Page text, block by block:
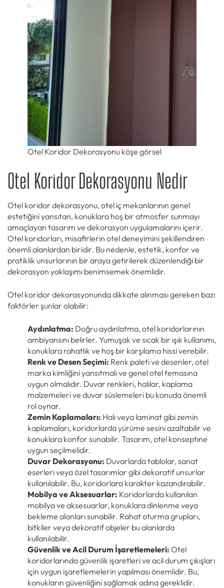
Otel Koridor Dekorasyonu köşe görsel
Otel Koridor Dekorasyonu Nedir
Otel koridor dekorasyonu, otel iç mekanlarının genel
estetiğini yansıtan, konuklara hoş bir atmosfer sunmayı
amaçlayan tasarım ve dekorasyon uygulamalarını içerir.
Otel koridorları, misafirlerin otel deneyimini şekillendiren
önemli alanlardan biridir. Bu nedenle, estetik, konfor ve
pratiklik unsurlarının bir araya getirilerek düzenlendiği bir
dekorasyon yaklaşımı benimsemek önemlidir.
Otel koridor dekorasyonunda dikkate alınması gereken bazı
faktörler şunlar olabilir:
Aydınlatma: Doğru aydınlatma, otel koridorlarının
ambiyansını belirler. Yumuşak ve sıcak bir ışık kullanımı,
konuklara rahatlık ve hoş bir karşılama hissi verebilir.
Renk ve Desen Seçimi: Renk paleti ve desenler, otel
marka kimliğini yansıtmalı ve genel otel temasına
uygun olmalıdır. Duvar renkleri, halılar, kaplama
malzemeleri ve duvar süslemeleri bu konuda önemli
rol oynar.
Zemin Kaplamaları: Halı veya laminat gibi zemin
kaplamaları, koridorlarda yürüme sesini azaltabilir ve
konuklara konfor sunabilir. Tasarım, otel konseptine
uygun seçilmelidir.
Duvar Dekorasyonu: Duvarlarda tablolar, sanat
eserleri veya özel tasarımlar gibi dekoratif unsurlar
kullanılabilir. Bu, koridorlara karakter kazandırabilir.
Mobilya ve Aksesuarlar: Koridorlarda kullanılan
mobilya ve aksesuarlar, konuklara dinlenme veya
bekleme alanları sunabilir. Rahat oturma grupları,
bitkiler veya dekoratif objeler bu alanlarda
kullanılabilir.
Güvenlik ve Acil Durum İşaretlemeleri: Otel
koridorlarında güvenlik işaretleri ve acil durum çıkışları
için uygun işaretlemelerin yapılması önemlidir. Bu,
konukların güvenliğini sağlamak adına gereklidir.